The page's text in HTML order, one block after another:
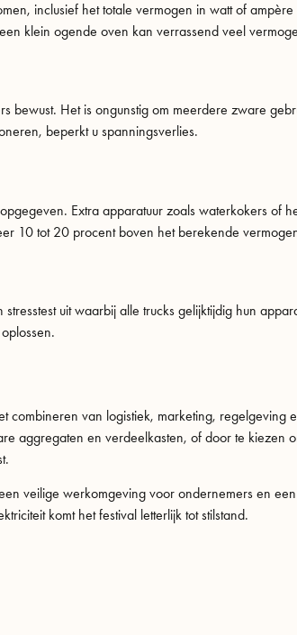
inclusief het totale vermogen in watt of
klein ogende oven kan verrassend veel
bewust. Het is ongunstig om meerdere zware
beperkt u spanningsverlies.
Extra apparatuur zoals waterkokers of
10 tot 20 procent boven het berekende
uit waarbij alle trucks gelijktijdig hun
combineren van logistiek, marketing, regelgeving
aggregaten en verdeelkasten, of door te kiezen
veilige werkomgeving voor ondernemers en
komt het festival letterlijk tot stilstand.